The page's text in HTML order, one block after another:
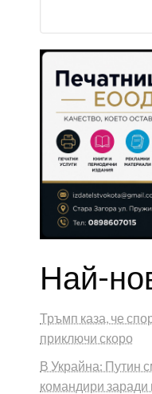
Най-
Тръмп каза, че
приключи скоро
В Украйна: Путин
командири